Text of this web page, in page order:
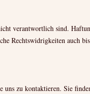
verantwortlich sind.
Rechtswidrigkeiten auch
zu kontaktieren. Sie